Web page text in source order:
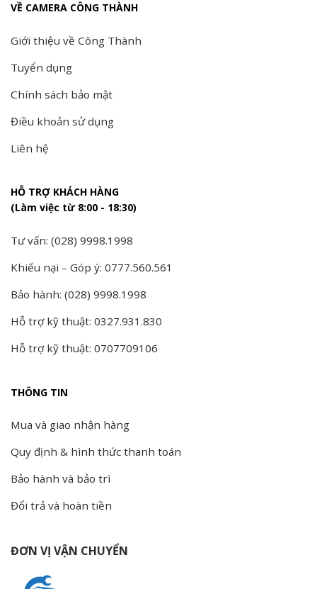
VỀ CAMERA CÔNG THÀNH
Giới thiệu về Công Thành
Tuyển dụng
Chính sách bảo mật
Điều khoản sử dụng
Liên hệ
HỖ TRỢ KHÁCH HÀNG
(Làm việc từ 8:00 - 18:30)
Tư vấn: (028) 9998.1998
Khiếu nại – Góp ý: 0777.560.561
Bảo hành: (028) 9998.1998
Hỗ trợ kỹ thuật: 0327.931.830
Hỗ trợ kỹ thuật: 0707709106
THÔNG TIN
Mua và giao nhận hàng
Quy định & hình thức thanh toán
Bảo hành và bảo trì
Đổi trả và hoàn tiền
ĐƠN VỊ VẬN CHUYỂN